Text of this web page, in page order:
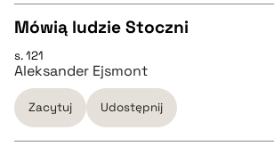
BIBTEX
CZYSTY TEKST
pobierz cytat
Mówią ludzie Stoczni
s. 121
Aleksander Ejsmont
Zacytuj Udostępnij